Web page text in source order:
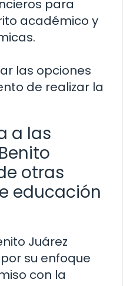
para
académico y
las opciones
de realizar la
a las
otras
educación
Juárez
su enfoque
con la